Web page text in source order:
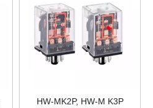
HW-MK2P, HW-M K3P